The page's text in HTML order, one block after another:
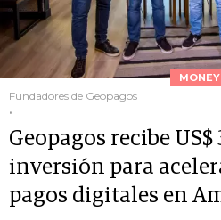
MONEY
Fundadores de Geopagos
.
Geopagos recibe
inversión para
pagos digitales en